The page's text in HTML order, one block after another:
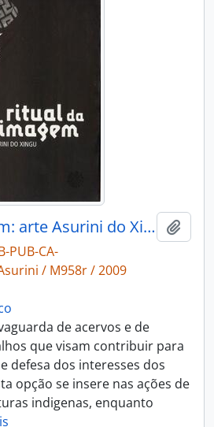
Ritual da imagem: arte Asurini do Xingu
PUB-CA-
/ M958r / 2009
de acervos e de
que visam contribuir para
defesa dos interesses dos
opção se insere nas ações de
indigenas, enquanto